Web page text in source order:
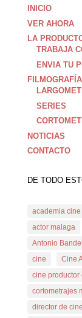
INICIO
VER AHORA
LA
TRABAJA
ENVIA TU
FILMOGRAFÍA
SERIES
NOTICIAS
CONTACTO
DE TODO
academia
actor malaga
Antonio
cine
Cine
cine productor
cortometrajes
director de cine